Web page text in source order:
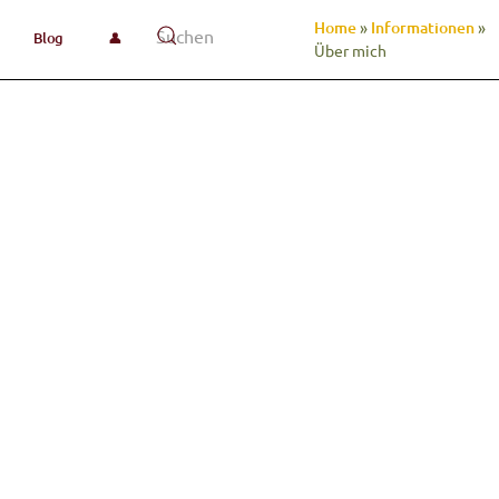
Blog 👤 Home» Informationen»
Über mich